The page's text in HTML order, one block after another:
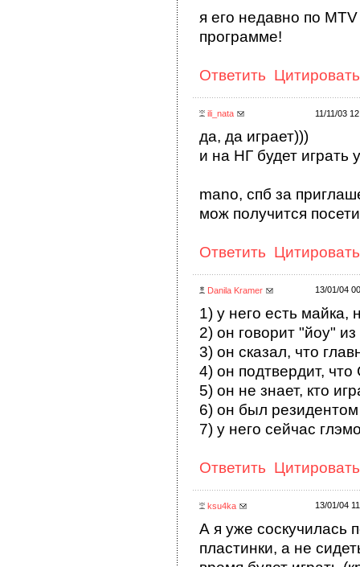
я его недавно по
программе!
Ответить Цитировать
ili_nata 11/11/03
да, да играет)))
и на НГ будет играть
mano, спб за
мож получится
Ответить Цитировать
Danila Kramer 13/01/04
1) у него есть майка,
2) он говорит "йоу"
3) он сказал, что
4) он подтвердит,
5) он не знает, кто
6) он был
7) у него сейчас
Ответить Цитировать
ksu4ka 13/01/04
А я уже соскучилась
пластинки, а не